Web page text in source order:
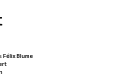
Félix Blume